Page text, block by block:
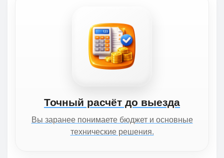
Точный расчёт до выезда
Вы заранее понимаете бюджет и основные
технические решения.